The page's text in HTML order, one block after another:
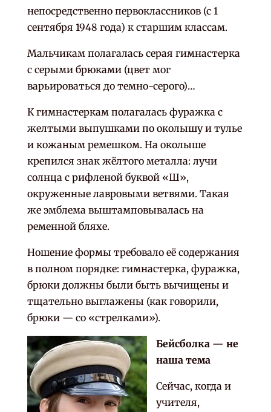
непосредственно первоклассников (с 1
сентября 1948 года) к старшим классам.
Мальчикам полагалась серая гимнастерка
с серыми брюками (цвет мог
варьироваться до темно-серого)…
К гимнастеркам полагалась фуражка с
желтыми выпушками по околышу и тулье
и кожаным ремешком. На околыше
крепился знак жёлтого металла: лучи
солнца с рифленой буквой «Ш»,
окруженные лавровыми ветвями. Такая
же эмблема выштамповывалась на
ременной бляхе.
Ношение формы требовало её содержания
в полном порядке: гимнастерка, фуражка,
брюки должны были быть вычищены и
тщательно выглажены (как говорили,
брюки — со «стрелками»).
Бейсболка — не
наша тема
Сейчас, когда и
учителя,